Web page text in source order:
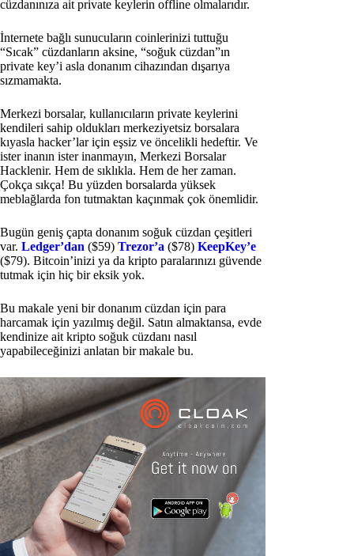
cüzdanınıza ait private keylerin offline olmalarıdır.
İnternete bağlı sunucuların coinlerinizi tuttuğu
“Sıcak” cüzdanların aksine, “soğuk cüzdan”ın
private key’i asla donanım cihazından dışarıya
sızmamakta.
Merkezi borsalar, kullanıcıların private keylerini
kendileri sahip oldukları merkeziyetsiz borsalara
kıyasla hacker’lar için eşsiz ve öncelikli hedeftir. Ve
ister inanın ister inanmayın, Merkezi Borsalar
Hacklenir. Hem de sıklıkla. Hem de her zaman.
Çokça sıkça! Bu yüzden borsalarda yüksek
meblağlarda fon tutmaktan kaçınmak çok önemlidir.
Bugün geniş çapta donanım soğuk cüzdan çeşitleri
var. Ledger’dan ($59) Trezor’a ($78) KeepKey’e
($79). Bitcoin’inizi ya da kripto paralarınızı güvende
tutmak için hiç bir eksik yok.
Bu makale yeni bir donanım cüzdan için para
harcamak için yazılmış değil. Satın almaktansa, evde
kendinize ait kripto soğuk cüzdanı nasıl
yapabileceğinizi anlatan bir makale bu.